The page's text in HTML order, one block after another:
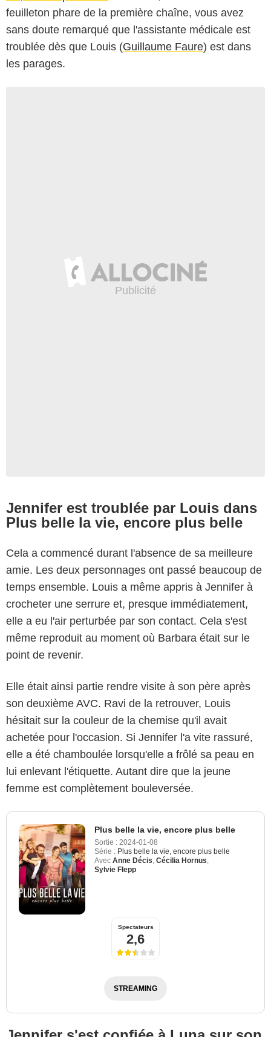
feuilleton phare de la première chaîne, vous avez
sans doute remarqué que l'assistante médicale est
troublée dès que Louis (Guillaume Faure) est dans
les parages.
Jennifer est troublée par Louis dans
Plus belle la vie, encore plus belle
Cela a commencé durant l'absence de sa meilleure
amie. Les deux personnages ont passé beaucoup de
temps ensemble. Louis a même appris à Jennifer à
crocheter une serrure et, presque immédiatement,
elle a eu l'air perturbée par son contact. Cela s'est
même reproduit au moment où Barbara était sur le
point de revenir.
Elle était ainsi partie rendre visite à son père après
son deuxième AVC. Ravi de la retrouver, Louis
hésitait sur la couleur de la chemise qu'il avait
achetée pour l'occasion. Si Jennifer l'a vite rassuré,
elle a été chamboulée lorsqu'elle a frôlé sa peau en
lui enlevant l'étiquette. Autant dire que la jeune
femme est complètement bouleversée.
Plus belle la vie, encore plus belle
Sortie : 2024-01-08
Série : Plus belle la vie, encore plus belle
Avec Anne Décis Cécilia Hornus
Sylvie Flepp
Spectateurs
2,6
STREAMING